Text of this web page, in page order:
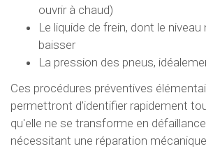
ouvrir à chaud)
Le liquide de frein, dont le
baisser
La pression des pneus,
Ces procédures préventives
permettront d'identifier rapidement
qu'elle ne se transforme en
nécessitant une réparation